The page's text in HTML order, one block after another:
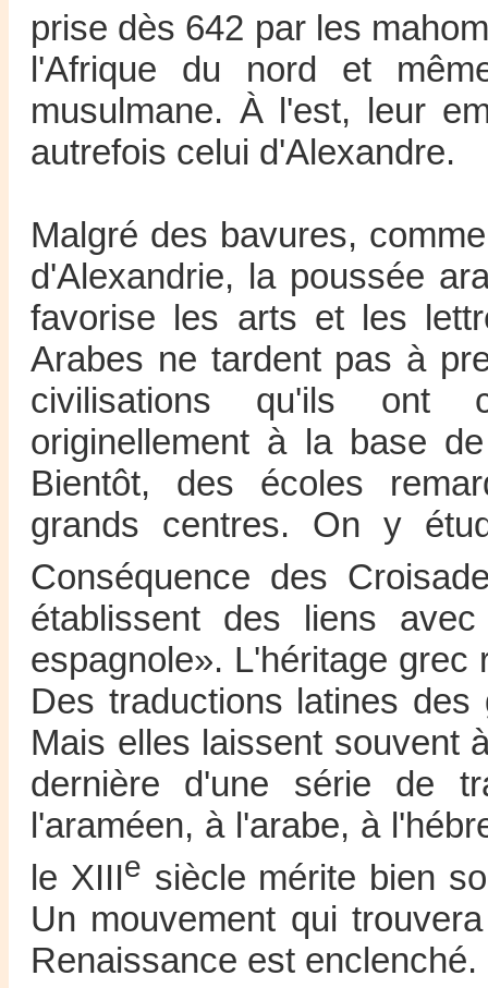
prise dès 642 par les
l'Afrique du nord et
musulmane. À l'est, leur
autrefois celui d'Alexandre.
Malgré des bavures,
d'Alexandrie, la poussée
favorise les arts et les
Arabes ne tardent pas à
civilisations qu'ils ont
originellement à la base
Bientôt, des écoles
grands centres. On y
Conséquence des
établissent des liens
espagnole». L'héritage
Des traductions latines
Mais elles laissent souvent
dernière d'une série de
l'araméen, à l'arabe, à
le XIIIe siècle mérite bien
Un mouvement qui
Renaissance est enclenché.